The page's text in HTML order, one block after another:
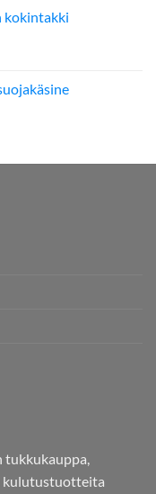
kokintakki
tukkukauppa,
kulutustuotteita